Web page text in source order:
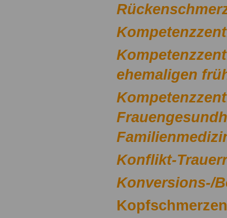
ehemaligen
Konflikt-
Konversions-/
Kopfschmerzen